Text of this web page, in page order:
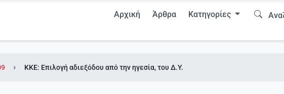
Αρχική Άρθρα Κατηγορίες
ΚΚΕ: Επιλογή αδιεξόδου από την ηγεσία, του Δ.Υ.